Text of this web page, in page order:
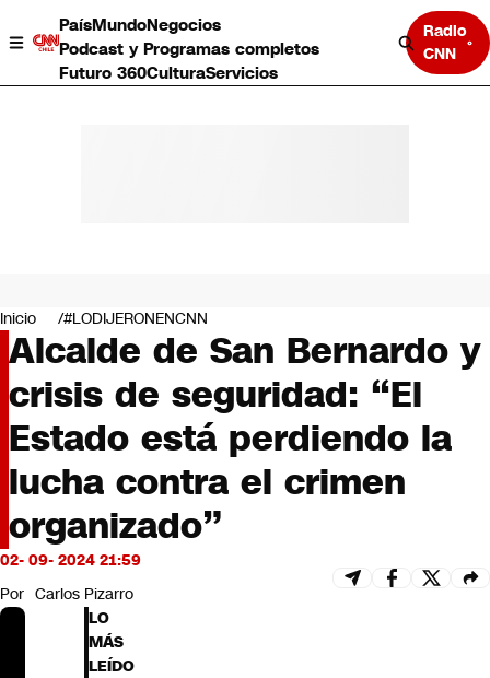
PaísMundoNegocios
Podcast y Programas completos
Futuro 360CulturaServicios
Radio
CNN
Negocios
Deportes
Programas completos
Cultura
Servicios
Bits
CNN tiempo
Opinión
Inicio #LODIJERONENCNN
Alcalde de San Bernardo y
crisis de seguridad: “El
Estado está perdiendo la
lucha contra el crimen
organizado”
02- 09- 2024 21:59
Por Carlos Pizarro
LO
MÁS
LEÍDO